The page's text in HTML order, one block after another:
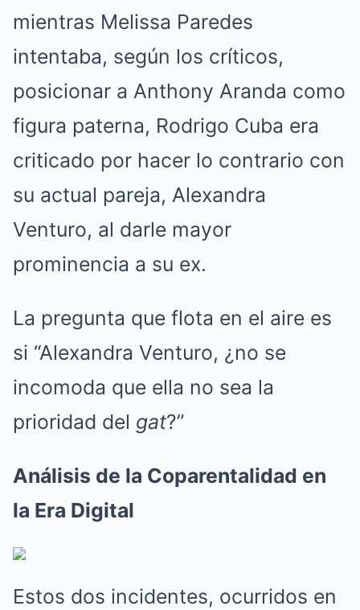
mientras Melissa Paredes
intentaba, según los críticos,
posicionar a Anthony Aranda como
figura paterna, Rodrigo Cuba era
criticado por hacer lo contrario con
su actual pareja, Alexandra
Venturo, al darle mayor
prominencia a su ex.
La pregunta que flota en el aire es
si “Alexandra Venturo, ¿no se
incomoda que ella no sea la
prioridad del gat?”
Análisis de la Coparentalidad en
la Era Digital
Estos dos incidentes, ocurridos en